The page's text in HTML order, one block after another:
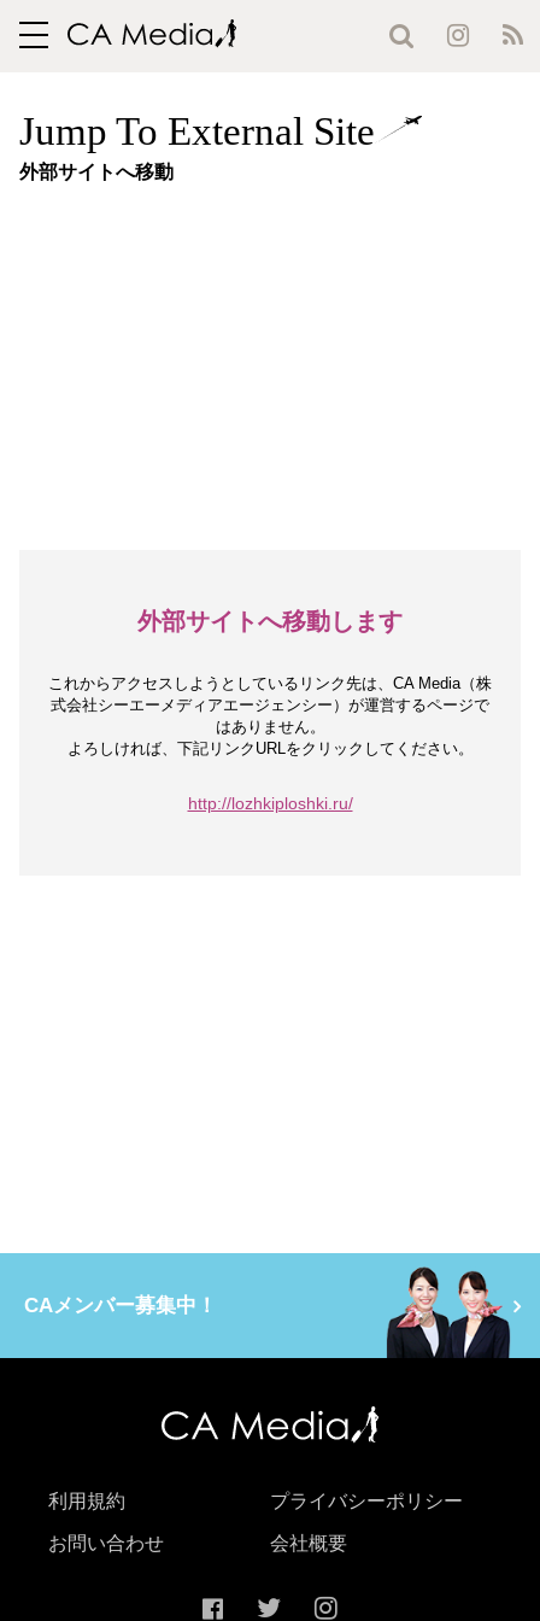
toggle
Jump To External Site
外部サイトへ移動
外部サイトへ移動します
これからアクセスしようとしているリンク先は、 CA Media（株
式会社シーエーメディアエージェンシー）が運営するページで
はありません。
よろしければ、下記リンクURLをクリックしてください。
http://lozhkiploshki.ru/
CAメンバー募集中！
利用規約 プライバシーポリシー
お問い合わせ 会社概要